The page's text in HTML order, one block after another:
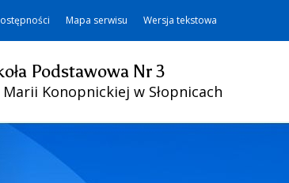
Mapa serwisu Wersja tekstowa
Podstawowa Nr 3
Marii Konopnickiej w Słopnicach